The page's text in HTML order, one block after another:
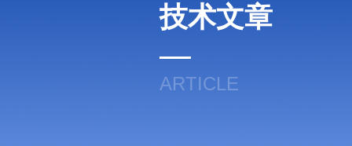
技术文章
ARTICLE